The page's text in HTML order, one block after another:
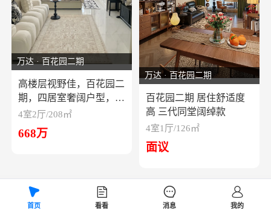
万达 · 百花园二期
高楼层视野佳，百花园二
期，四居室奢阔户型，奢
阔大平层
4室2厅/208㎡
668万
万达 · 百花园二期
百花园二期 居住舒适度
高 三代同堂阔绰款
4室1厅/126㎡
面议
首页 看看 消息 我的